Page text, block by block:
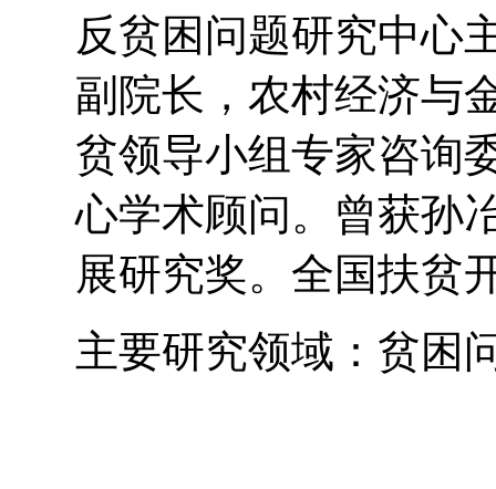
反贫困问题研究中心
副院长，农村经济与
贫领导小组专家咨询
心学术顾问。曾获孙
展研究奖。全国扶贫
主要研究领域：贫困